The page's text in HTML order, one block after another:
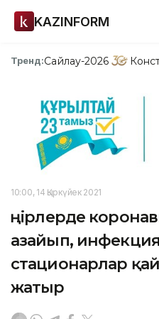
KAZINFORM
Тренд:Сайлау-2026
10:00, 14 Қыркүйек 2021
Өңірлерде
азайып,
стационарлар
жатыр